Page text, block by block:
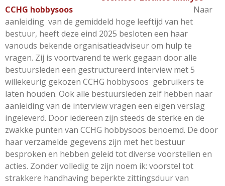
CCHG hobbysoos
Naar
aanleiding van de gemiddeld hoge leeftijd van het
bestuur, heeft deze eind 2025 besloten een haar
vanouds bekende organisatieadviseur om hulp te
vragen. Zij is voortvarend te werk gegaan door alle
bestuursleden een gestructureerd interview met 5
willekeurig gekozen CCHG hobbysoos gebruikers te
laten houden. Ook alle bestuursleden zelf hebben naar
aanleiding van de interview vragen een eigen verslag
ingeleverd. Door iedereen zijn steeds de sterke en de
zwakke punten van CCHG hobbysoos benoemd. De door
haar verzamelde gegevens zijn met het bestuur
besproken en hebben geleid tot diverse voorstellen en
acties. Zonder volledig te zijn noem ik: voorstel tot
strakkere handhaving beperkte zittingsduur van